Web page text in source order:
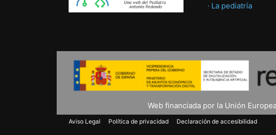
· La pediatría
Web financiada por la Unión
Aviso Legal Política de privacidad Declaración de accesibilidad